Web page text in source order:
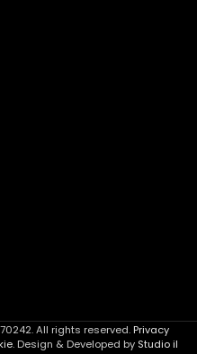
All rights reserved.Privacy
. Design & Developed by Studio il